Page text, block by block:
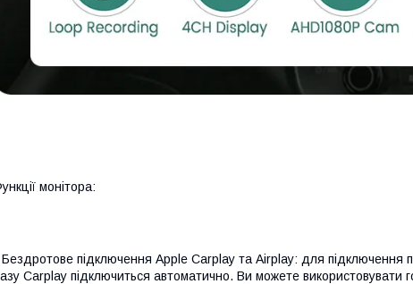
монітора:
підключення Apple Carplay та Airplay: для підключення
Carplay підключиться автоматично. Ви можете використовувати